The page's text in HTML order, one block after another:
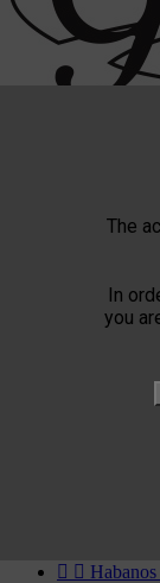
The
In
you
Cigar
 